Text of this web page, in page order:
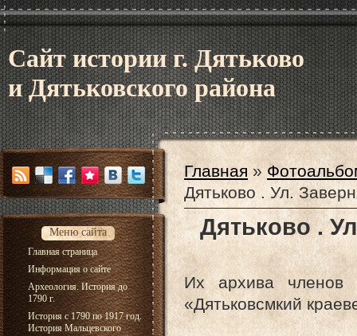
Сайт истории г. Дятьково
и Дятьковского района
Меню сайта
Главная страница
Информация о сайте
Археология. История до
1790 г.
История с 1790 по 1917 год.
История Мальцевского
Главная»
Дятьково . Ул.
Дятьково .
Их архива членов
«Дятьковсмкий